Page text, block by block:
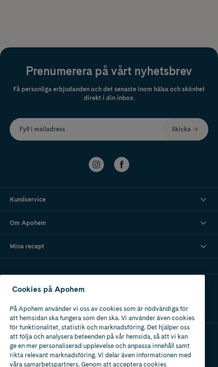
Prenumerera på vårt nyhetsbrev
Få personliga erbjudanden och det senaste inom hälsa och skönhet
direkt i din inbox.
Fyll i mailadress Skicka
Kundservice
Om Apohem
Mina recept
Ladda ner vår app
Apotek med tillstånd
av Läkemedelsverket
Cookies på Apohem
På Apohem använder vi oss av cookies som är nödvändiga för
att hemsidan ska fungera som den ska. Vi använder även cookies
för funktionalitet, statistik och marknadsföring. Det hjälper oss
att följa och analysera beteenden på vår hemsida, så att vi kan
ge en mer personaliserad upplevelse och anpassa innehåll samt
rikta relevant marknadsföring. Vi delar även informationen med
våra samarbetspartners. Genom att acceptera cookies